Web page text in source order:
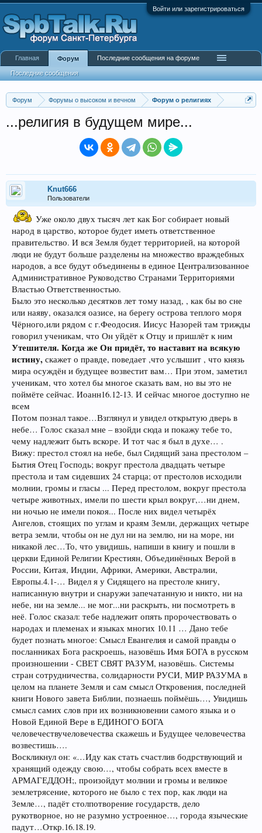
Войти или зарегистрироваться
Форум Форумы о высоком и вечном Форум о религиях
...религия в будущем мире...
Knut666
Пользователи
Уже около двух тысяч лет как Бог собирает новый
народ в царство, которое будет иметь ответственное
правительство. И вся Земля будет территорией, на которой
люди не будут больше разделены на множество враждебных
народов, а все будут объединены в единое Централизованное
Административное Руководство Странами Территориями
Властью Ответственностью.
Было это несколько десятков лет тому назад, , как бы во сне
или наяву, оказался оазисе, на берегу острова теплого моря
Чёрного,или рядом с г.Феодосия. Иисус Назорей там трижды
говорил ученикам, что Он уйдёт к Отцу и пришлёт к ним
Утешителя. Когда же Он придёт, то наставит на всякую
истину, скажет о правде, поведает ,что услышит , что князь
мира осуждён и будущее возвестит вам… При этом, заметил
ученикам, что хотел бы многое сказать вам, но вы это не
поймёте сейчас. Иоанн16.12-13. И сейчас многое доступно не
всем
Потом познал такое…Взглянул и увидел открытую дверь в
небе… Голос сказал мне – взойди сюда и покажу тебе то,
чему надлежит быть вскоре. И тот час я был в духе… .
Вижу: престол стоял на небе, был Сидящий зана престолом –
Бытия Отец Господь; вокруг престола двадцать четыре
престола и там сидевших 24 старца; от престолов исходили
молнии, громы и гласы ... Перед престолом, вокруг престола
четыре животных, имели по шести крыл вокруг,…ни днем,
ни ночью не имели покоя... После них видел четырёх
Ангелов, стоящих по углам и краям Земли, держащих четыре
ветра земли, чтобы он не дул ни на землю, ни на море, ни
никакой лес…То, что увидишь, напиши в книгу и пошли в
церкви Единой Религии Крестиян, Объединённых Верой в
России, Китая, Индии, Африки, Америки, Австралии,
Европы.4.1-… Видел я у Сидящего на престоле книгу,
написанную внутри и снаружи запечатанную и никто, ни на
небе, ни на земле... не мог...ни раскрыть, ни посмотреть в
неё. Голос сказал: тебе надлежит опять пророчествовать о
народах и племенах и языках многих 10.11 … Дано тебе
будет познать многое: Смысл Евангелия и самой правды о
посланниках Бога раскроешь, назовёшь Имя БОГА в русском
произношении - СВЕТ СВЯТ РАЗУМ, назовёшь. Системы
стран сотрудничества, солидарности РУСИ, МИР РАЗУМА в
целом на планете Земля и сам смысл Откровения, последней
книги Нового завета Библии, познаешь поймёшь…, Увидишь
смысл самих слов при их возникновении самого языка и о
Новой Единой Вере в ЕДИНОГО БОГА
человечествучеловечества скажешь и Будущее человечества
возвестишь….
Воскликнул он: «…Иду как стать счастлив бодрствующий и
хранящий одежду свою…, чтобы собрать всех вместе в
АРМАГЕДДОН;, произойдут молнии и громы и великое
землетрясение, которого не было с тех пор, как люди на
Земле…, падёт столпотворение государств, дело
рукотворное, но не разумно устроенное…, города языческие
падут…Откр.16.18.19.
Главная Форум
Последние сообщения
Последние сообщения на форуме